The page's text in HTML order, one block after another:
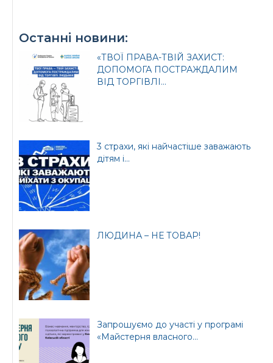
Останні новини:
«ТВОЇ ПРАВА-ТВІЙ ЗАХИСТ:
ДОПОМОГА ПОСТРАЖДАЛИМ
ВІД ТОРГІВЛІ...
3 страхи, які найчастіше заважають
дітям і...
ЛЮДИНА – НЕ ТОВАР!
Запрошуємо до участі у програмі
«Майстерня власного...